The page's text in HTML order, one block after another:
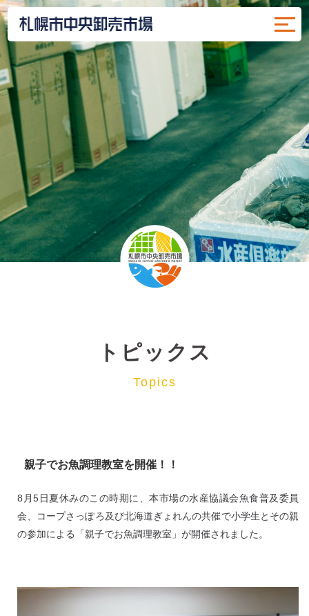
トピックス
Topics
親子でお魚調理教室を開催！！
8月5日夏休みのこの時期に、本市場の水産協議会魚食普及委員
会、コープさっぽろ及び北海道ぎょれんの共催で小学生とその親
の参加による「親子でお魚調理教室」が開催されました。